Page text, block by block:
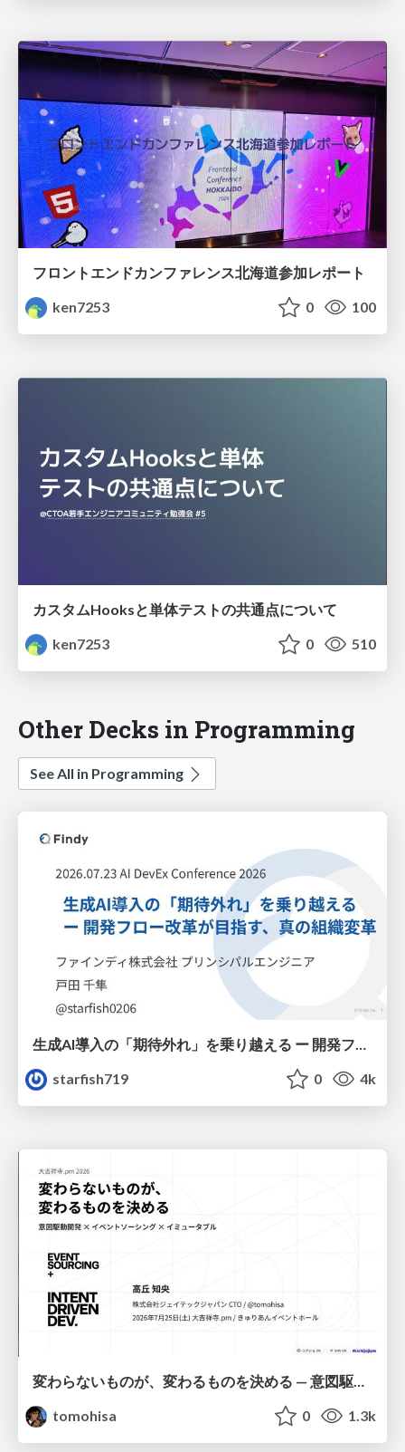
フロントエンドカンファレンス北海道参加レポート
ken7253
0 100
カスタムHooksと単体テストの共通点について
ken7253
0 510
Other Decks in Programming
See All in Programming
starfish719
0 4k
変わらないものが、変わるものを決める — 意図駆動開発 × イベントソーシング × イミュータブル | What Doesn't Change Decides What Can — IDD × Event Sourcing × Immutability
tomohisa
0 1.3k